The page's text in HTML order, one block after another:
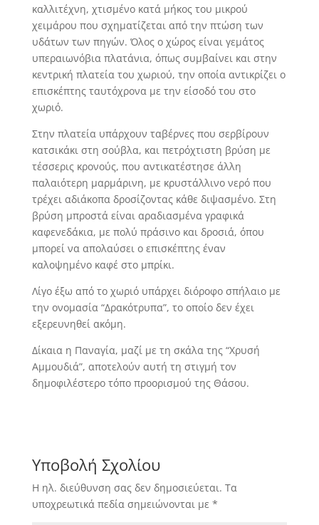
καλλιτέχνη, χτισμένο κατά μήκος του μικρού
χειμάρου που σχηματίζεται από την πτώση των
υδάτων των πηγών. Όλος ο χώρος είναι γεμάτος
υπεραιωνόβια πλατάνια, όπως συμβαίνει και στην
κεντρική πλατεία του χωριού, την οποία αντικρίζει ο
επισκέπτης ταυτόχρονα με την είσοδό του στο
χωριό.
Στην πλατεία υπάρχουν ταβέρνες που σερβίρουν
κατσικάκι στη σούβλα, και πετρόχτιστη βρύση με
τέσσερις κρονούς, που αντικατέστησε άλλη
παλαιότερη μαρμάρινη, με κρυστάλλινο νερό που
τρέχει αδιάκοπα δροσίζοντας κάθε διψασμένο. Στη
βρύση μπροστά είναι αραδιασμένα γραφικά
καφενεδάκια, με πολύ πράσινο και δροσιά, όπου
μπορεί να απολαύσει ο επισκέπτης έναν
καλοψημένο καφέ στο μπρίκι.
Λίγο έξω από το χωριό υπάρχει διόροφο σπήλαιο με
την ονομασία “Δρακότρυπα”, το οποίο δεν έχει
εξερευνηθεί ακόμη.
Δίκαια η Παναγία, μαζί με τη σκάλα της “Χρυσή
Αμμουδιά”, αποτελούν αυτή τη στιγμή τον
δημοφιλέστερο τόπο προορισμού της Θάσου.
Υποβολή Σχολίου
Η ηλ. διεύθυνση σας δεν δημοσιεύεται. Τα
υποχρεωτικά πεδία σημειώνονται με *